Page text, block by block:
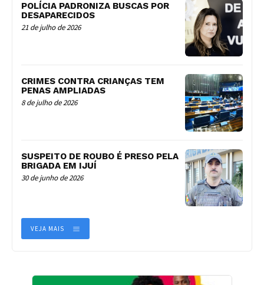
POLÍCIA PADRONIZA BUSCAS POR
DESAPARECIDOS
21 de julho de 2026
CRIMES CONTRA CRIANÇAS TEM
PENAS AMPLIADAS
8 de julho de 2026
SUSPEITO DE ROUBO É PRESO PELA
BRIGADA EM IJUÍ
30 de junho de 2026
VEJA MAIS